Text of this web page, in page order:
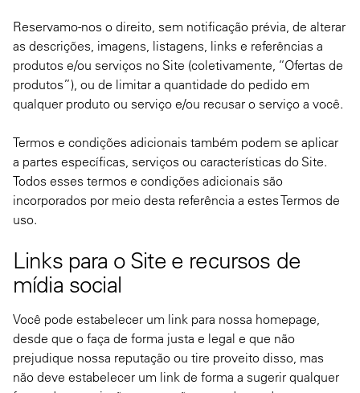
Reservamo-nos o direito, sem notificação prévia, de alterar
as descrições, imagens, listagens, links e referências a
produtos e/ou serviços no Site (coletivamente, “Ofertas de
produtos”), ou de limitar a quantidade do pedido em
qualquer produto ou serviço e/ou recusar o serviço a você.
Termos e condições adicionais também podem se aplicar
a partes específicas, serviços ou características do Site.
Todos esses termos e condições adicionais são
incorporados por meio desta referência a estes Termos de
uso.
Links para o Site e recursos de
mídia social
Você pode estabelecer um link para nossa homepage,
desde que o faça de forma justa e legal e que não
prejudique nossa reputação ou tire proveito disso, mas
não deve estabelecer um link de forma a sugerir qualquer